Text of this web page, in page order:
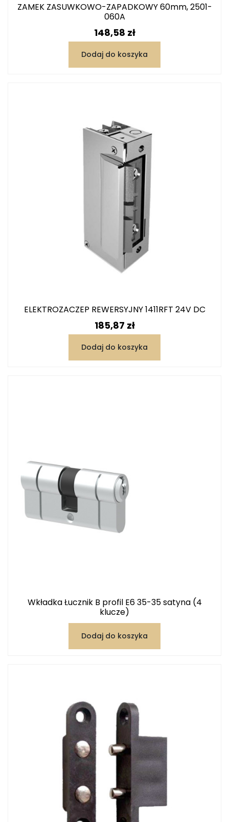
ZAMEK ZASUWKOWO-ZAPADKOWY 60mm, 2501-
060A
Cena
148,58 zł
Dodaj do koszyka
ELEKTROZACZEP REWERSYJNY 1411RFT 24V DC
Cena
185,87 zł
Dodaj do koszyka
Wkładka Łucznik B profil E6 35-35 satyna (4
klucze)
Dodaj do koszyka